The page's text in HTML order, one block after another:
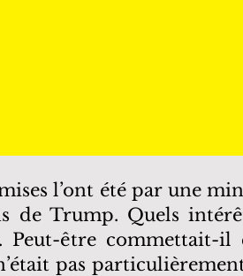
l’ont été par une
de Trump. Quels
être commettait-il
pas